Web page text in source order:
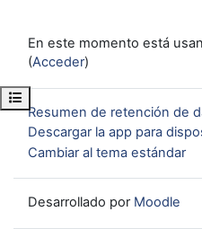
Abrir índice del curso
En este momento está
(Acceder)
Resumen de retención de
Descargar la app para
Cambiar al tema estándar
Desarrollado por Moodle